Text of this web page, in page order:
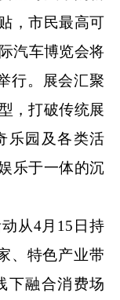
，市民最高可
汽车博览会将
行。展会汇聚
，打破传统展
乐园及各类活
乐于一体的沉
从4月15日持
、特色产业带
下融合消费场